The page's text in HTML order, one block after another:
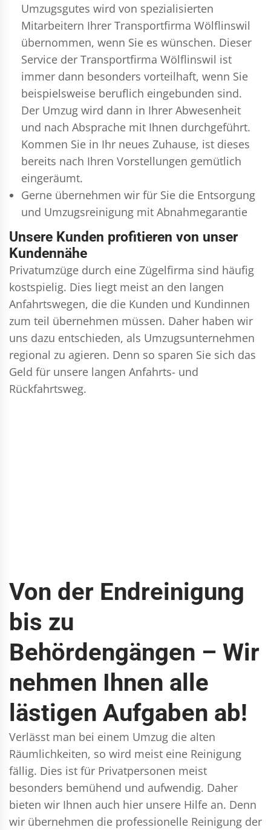
Umzugsgutes wird von spezialisierten
Mitarbeitern Ihrer Transportfirma Wölflinswil
übernommen, wenn Sie es wünschen. Dieser
Service der Transportfirma Wölflinswil ist
immer dann besonders vorteilhaft, wenn Sie
beispielsweise beruflich eingebunden sind.
Der Umzug wird dann in Ihrer Abwesenheit
und nach Absprache mit Ihnen durchgeführt.
Kommen Sie in Ihr neues Zuhause, ist dieses
bereits nach Ihren Vorstellungen gemütlich
eingeräumt.
Gerne übernehmen wir für Sie die Entsorgung
und Umzugsreinigung mit Abnahmegarantie
Unsere Kunden profitieren von unser
Kundennähe
Privatumzüge durch eine Zügelfirma sind häufig
kostspielig. Dies liegt meist an den langen
Anfahrtswegen, die die Kunden und Kundinnen
zum teil übernehmen müssen. Daher haben wir
uns dazu entschieden, als Umzugsunternehmen
regional zu agieren. Denn so sparen Sie sich das
Geld für unsere langen Anfahrts- und
Rückfahrtsweg.
Von der Endreinigung
bis zu
Behördengängen – Wir
nehmen Ihnen alle
lästigen Aufgaben ab!
Verlässt man bei einem Umzug die alten
Räumlichkeiten, so wird meist eine Reinigung
fällig. Dies ist für Privatpersonen meist
besonders bemühend und aufwendig. Daher
bieten wir Ihnen auch hier unsere Hilfe an. Denn
wir übernehmen die professionelle Reinigung der